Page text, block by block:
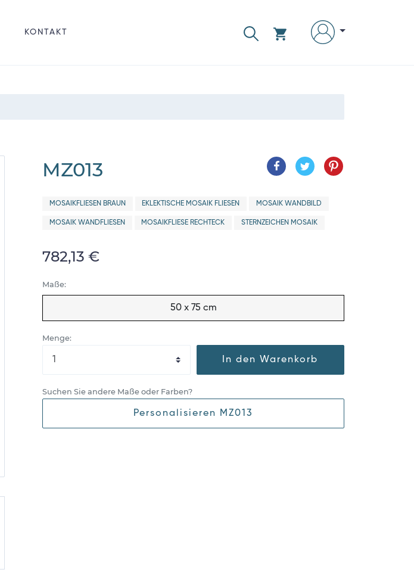
KONTAKT
MZ013
MOSAIKFLIESEN BRAUN EKLEKTISCHE MOSAIK FLIESEN MOSAIK WANDBILD
MOSAIK WANDFLIESEN MOSAIKFLIESE RECHTECK STERNZEICHEN MOSAIK
782,13 €
Maße:
50 x 75 cm
Menge:
In den Warenkorb
Suchen Sie andere Maße oder Farben?
Personalisieren MZ013